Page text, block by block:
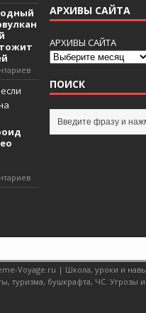
АРХИВЫ САЙТА
АРХИВЫ САЙТА
ПОИСК
Voyage.ru | Школа, уроки и
туризма, бушкрафта, ЧС. Угрозы